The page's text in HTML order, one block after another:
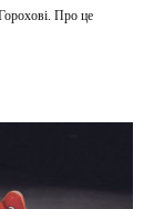
Про це